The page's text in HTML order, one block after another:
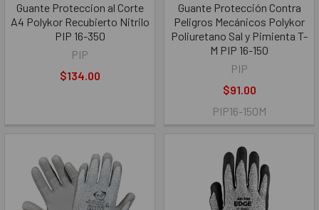
Guante Proteccion al Corte
A4 Polykor Recubierto Nitrilo
PIP 16-350
PIP
$134.00
Guante Protección Contra
Peligros Mecánicos Polykor
Poliuretano Sal y Pimienta T-
M PIP 16-150
PIP
$91.00
PIP16-150M